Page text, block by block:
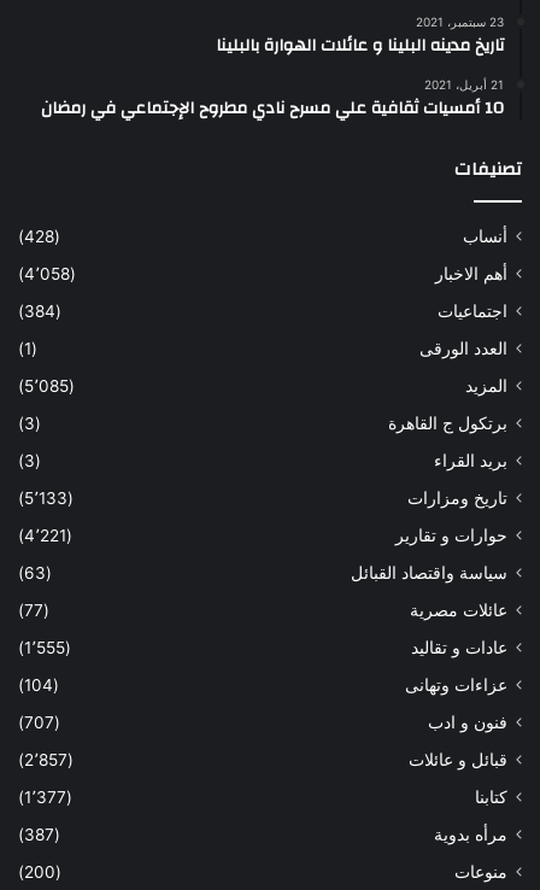
23 سبتمبر، 2021
تاريخ مدينه البلينا و عائلات الهوارة بالبلينا
21 أبريل، 2021
10 أمسيات ثقافية علي مسرح نادي مطروح الإجتماعي في رمضان
تصنيفات
أنساب
(428)
أهم الاخبار
(4٬058)
اجتماعيات
(384)
العدد الورقى
(1)
المزيد
(5٬085)
برتكول ج القاهرة
(3)
بريد القراء
(3)
تاريخ ومزارات
(5٬133)
حوارات و تقارير
(4٬221)
سياسة واقتصاد القبائل
(63)
عائلات مصرية
(77)
عادات و تقاليد
(1٬555)
عزاءات وتهانى
(104)
فنون و ادب
(707)
قبائل و عائلات
(2٬857)
كتابنا
(1٬377)
مرأه بدوية
(387)
منوعات
(200)